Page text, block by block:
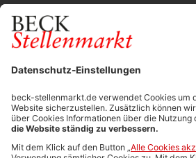
Durchsuchen Sie den
FÜR ARBEITGEBER
Stellenmarktpreise
Anzeigen-AGB
Media-Daten
Produktübersicht